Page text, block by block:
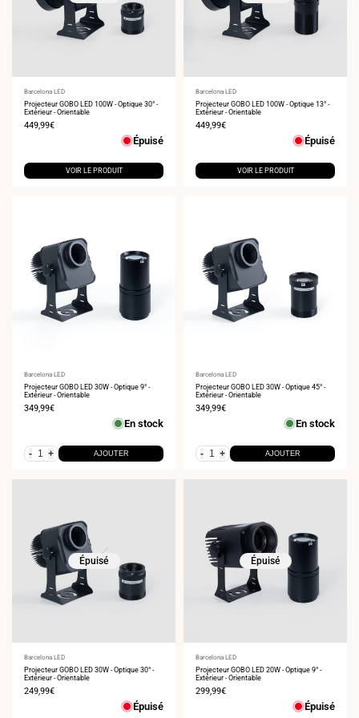
Fournisseur
:
Barcelona LED
Projecteur GOBO LED 100W - Optique 30° -
Extérieur - Orientable
Prix
449,99€
Épuisé
VOIR LE PRODUIT
Fournisseur
:
Barcelona LED
Projecteur GOBO LED 100W - Optique 13° -
Extérieur - Orientable
Prix
449,99€
Épuisé
VOIR LE PRODUIT
Fournisseur
:
Barcelona LED
Projecteur GOBO LED 30W - Optique 9° -
Extérieur - Orientable
Prix
349,99€
En stock
- + AJOUTER
Fournisseur
:
Barcelona LED
Projecteur GOBO LED 30W - Optique 45° -
Extérieur - Orientable
Prix
349,99€
En stock
- + AJOUTER
Épuisé
Fournisseur
:
Barcelona LED
Projecteur GOBO LED 30W - Optique 30° -
Extérieur - Orientable
Prix
249,99€
Épuisé
Épuisé
Fournisseur
:
Barcelona LED
Projecteur GOBO LED 20W - Optique 9° -
Extérieur - Orientable
Prix
299,99€
Épuisé